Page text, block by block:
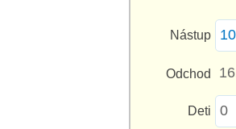
Nástup
Odchod
Deti